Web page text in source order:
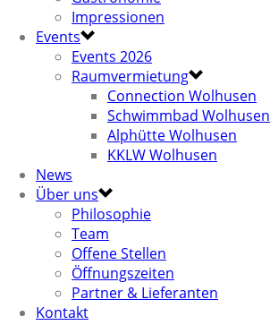
Impressionen
Events
Events 2026
Raumvermietung
Connection Wolhusen
Schwimmbad Wolhusen
Alphütte Wolhusen
KKLW Wolhusen
News
Über uns
Philosophie
Team
Offene Stellen
Öffnungszeiten
Partner & Lieferanten
Kontakt